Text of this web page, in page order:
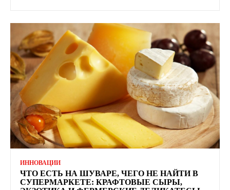
ИННОВАЦИИ
ЧТО ЕСТЬ НА ШУВАРЕ, ЧЕГО НЕ НАЙТИ В
СУПЕРМАРКЕТЕ: КРАФТОВЫЕ СЫРЫ,